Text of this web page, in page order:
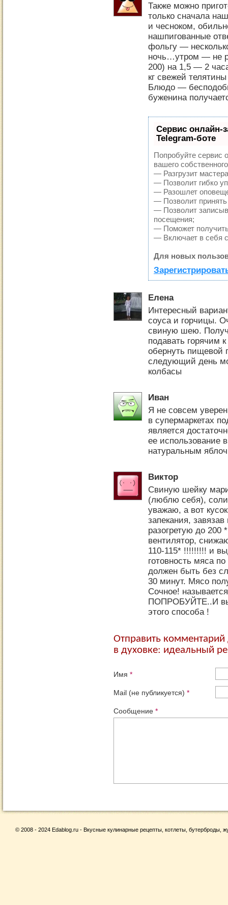
Также можно
только сначала
и чесноком,
нашпигованные
фольгу —
ночь…утром — не
200) на 1,5 — 2
кг свежей
Блюдо —
буженина
Сервис онлайн-
Telegram-боте
Попробуйте сервис
вашего
— Разгрузит
— Позволит гибко
— Разошлет
— Позволит принять
— Позволит
посещения;
— Поможет
— Включает в себя
Для новых
Елена
Интересный
соуса и горчицы.
свиную шею.
подавать горячим
обернуть пищевой
следующий день
колбасы
Иван
Я не совсем
в супермаркетах
является
ее использование
натуральным
Виктор
Свиную шейку
(люблю себя),
уважаю, а вот
запекания,
разогретую до 200
вентилятор,
110-115* !!!!!!!!! и
готовность мяса
должен быть без
30 минут. Мясо
Сочное!
ПОПРОБУЙТЕ..И вы
этого способа !
Отправить
в духовке: идеальный
Имя *
Mail (не публикуется) *
Сообщение *
© 2008 - 2024 Edablog.ru - Вкусные кулинарные рецепты, котлеты, бутерброды,